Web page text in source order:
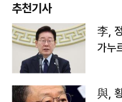
추천기사
李,
가누
與,